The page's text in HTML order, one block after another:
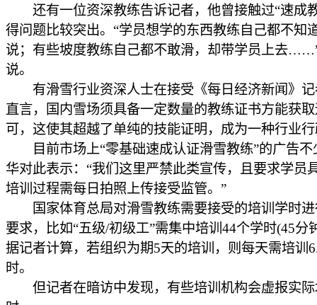
还有一位资深教练告诉记者，他曾接触过“速成
得问题比较突出。“学员想学的东西教练自己都不知
说；有些坡度教练自己都不敢滑，却带学员上去
说。
有滑雪行业资深人士在接受《每日经济新闻》记
直言，国内雪场须具备一定数量的教练证书方能获
可，这使其超越了单纯的技能证明，成为一种行业
目前市场上“零基础速成认证滑雪教练”的广告不
华对此表示：“我们这里严禁此类宣传，且要求学员
培训过程需每日拍照上传接受监管。”
国家体育总局对滑雪教练需要接受的培训学时进
要求，比如“五级/初级工”需集中培训44个学时(45分
据记者计算，若组织为期5天的培训，则每天需培训
时。
但记者在暗访中发现，有些培训机构会虚报实际